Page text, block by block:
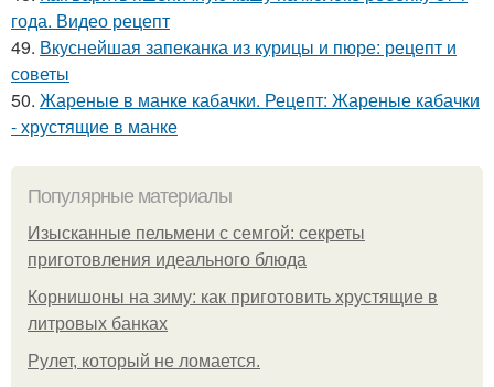
года. Видео рецепт
49. Вкуснейшая запеканка из курицы и пюре: рецепт и
советы
50. Жареные в манке кабачки. Рецепт: Жареные кабачки
- хрустящие в манке
Популярные материалы
Изысканные пельмени с семгой: секреты
приготовления идеального блюда
Корнишоны на зиму: как приготовить хрустящие в
литровых банках
Рулет, который не ломается.